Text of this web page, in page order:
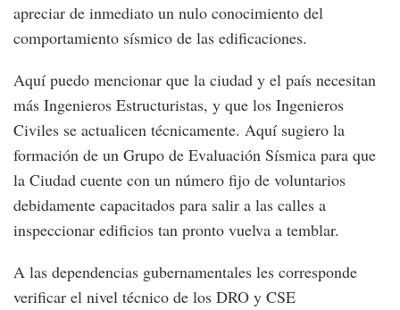
apreciar de inmediato un nulo conocimiento del
comportamiento sísmico de las edificaciones.
Aquí puedo mencionar que la ciudad y el país necesitan
más Ingenieros Estructuristas, y que los Ingenieros
Civiles se actualicen técnicamente. Aquí sugiero la
formación de un Grupo de Evaluación Sísmica para que
la Ciudad cuente con un número fijo de voluntarios
debidamente capacitados para salir a las calles a
inspeccionar edificios tan pronto vuelva a temblar.
A las dependencias gubernamentales les corresponde
verificar el nivel técnico de los DRO y CSE